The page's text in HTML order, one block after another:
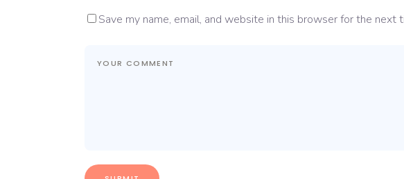
Save my name, email, and website in this browser for the next